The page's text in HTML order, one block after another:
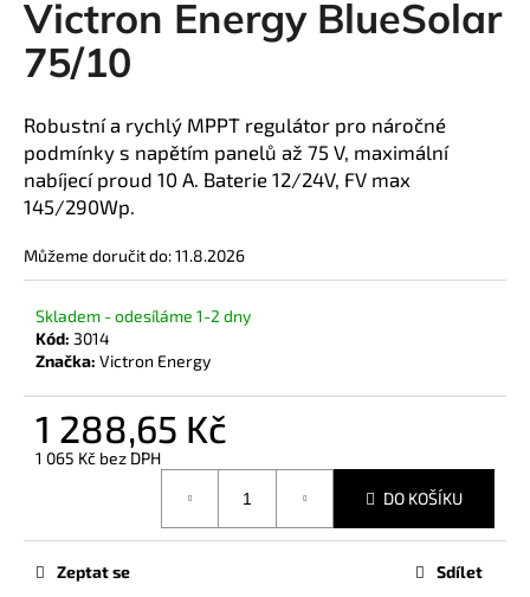
Victron Energy BlueSolar
75/10
Robustní a rychlý MPPT regulátor pro náročné
podmínky s napětím panelů až 75 V, maximální
nabíjecí proud 10 A. Baterie 12/24V, FV max
145/290Wp.
Můžeme doručit do:11.8.2026
Skladem - odesíláme 1-2 dny
Kód: 3014
Značka: Victron Energy
1 288,65 Kč
1 065 Kč bez DPH
DO KOŠÍKU
Zeptat se Sdílet
a
j
t
?
o
p
o
č
u